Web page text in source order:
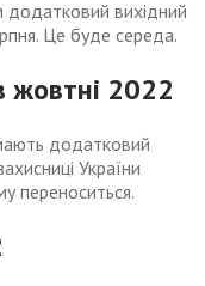
додатковий вихідний
Це буде середа.
жовтні 2022
додатковий
України
переноситься.